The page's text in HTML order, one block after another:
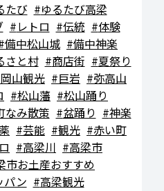
たび
ゆるたび高梁
レトロ 伝統
体験
備中松山城
備中神楽
さと村 商店街
夏祭り
岡山観光 巨岩
弥高山
松山藩
松山踊り
なみ散策 盆踊り
神楽
芸能 観光
赤い町
高梁川
高梁市
市お土産おすすめ
パン
高梁観光